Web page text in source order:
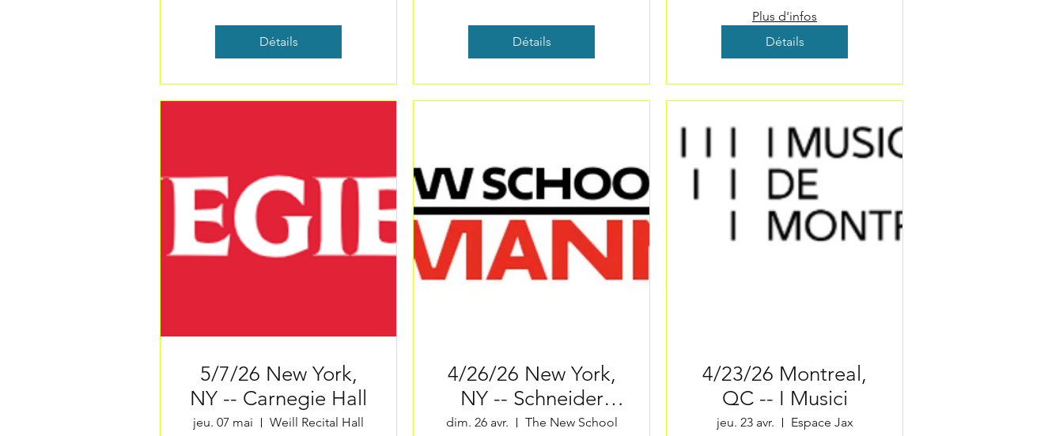
Détails Détails
Plus d'infos
Détails
5/7/26 New York,
NY -- Carnegie Hall
jeu. 07 mai Weill Recital Hall
4/26/26 New York,
NY -- Schneider
Concerts
dim. 26 avr. The New School
4/23/26 Montreal,
QC -- I Musici
jeu. 23 avr. Espace Jax